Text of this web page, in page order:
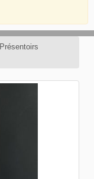
Présentoirs